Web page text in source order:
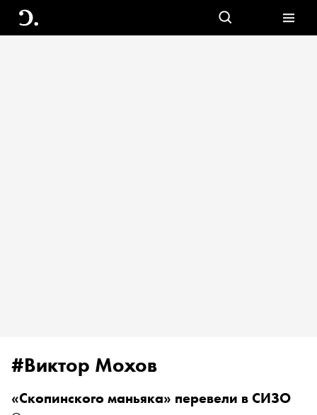
#Виктор Мохов
«Скопинского маньяка» перевели в СИЗО